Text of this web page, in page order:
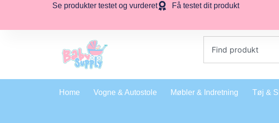
Se produkter testet og vurderet Få testet dit produkt
Home Vogne & Autostole Møbler & Indretning Tøj &